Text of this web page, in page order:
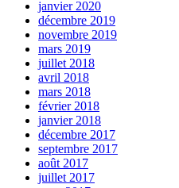
janvier 2020
décembre 2019
novembre 2019
mars 2019
juillet 2018
avril 2018
mars 2018
février 2018
janvier 2018
décembre 2017
septembre 2017
août 2017
juillet 2017